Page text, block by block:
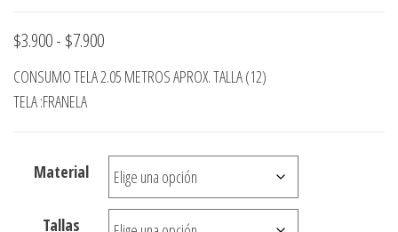
$3.900- $7.900Rango
de
$3.900
hasta
$7.900
CONSUMO TELA 2.05 METROS APROX. TALLA (12)
TELA :FRANELA
Material
Tallas